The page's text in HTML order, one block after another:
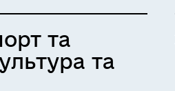
та
та